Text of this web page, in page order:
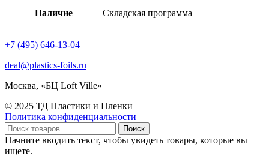
Наличие Складская программа
+7 (495) 646-13-04
deal@plastics-foils.ru
Москва, «БЦ Loft Ville»
© 2025 ТД Пластики и Пленки
Политика конфиденциальности
Поиск
Начните вводить текст, чтобы увидеть товары, которые вы
ищете.